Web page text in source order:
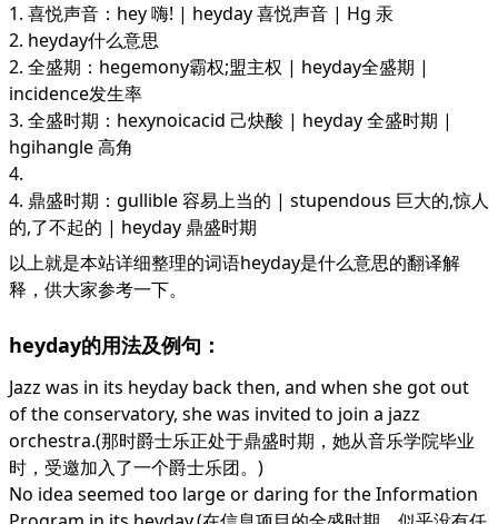
1. 喜悦声音：hey 嗨! | heyday 喜悦声音 | Hg 汞
2. heyday什么意思
2. 全盛期：hegemony霸权;盟主权 | heyday全盛期 |
incidence发生率
3. 全盛时期：hexynoicacid 己炔酸 | heyday 全盛时期 |
hgihangle 高角
4.
4. 鼎盛时期：gullible 容易上当的 | stupendous 巨大的,惊人
的,了不起的 | heyday 鼎盛时期
以上就是本站详细整理的词语heyday是什么意思的翻译解
释，供大家参考一下。
heyday的用法及例句：
Jazz was in its heyday back then, and when she got out
of the conservatory, she was invited to join a jazz
orchestra.(那时爵士乐正处于鼎盛时期，她从音乐学院毕业
时，受邀加入了一个爵士乐团。)
No idea seemed too large or daring for the Information